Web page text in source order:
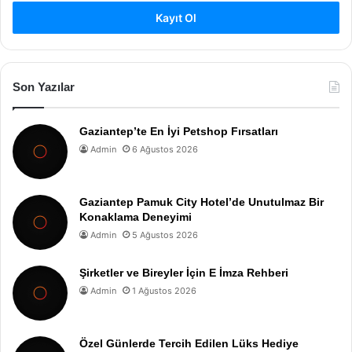
Kayıt Ol
Son Yazılar
Gaziantep’te En İyi Petshop Fırsatları
Admin 6 Ağustos 2026
Gaziantep Pamuk City Hotel’de Unutulmaz Bir
Konaklama Deneyimi
Admin 5 Ağustos 2026
Şirketler ve Bireyler İçin E İmza Rehberi
Admin 1 Ağustos 2026
Özel Günlerde Tercih Edilen Lüks Hediye